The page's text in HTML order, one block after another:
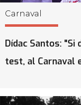
Carnaval
Dídac Santos:
test, al Carnaval